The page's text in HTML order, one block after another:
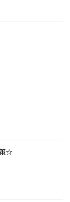
策☆